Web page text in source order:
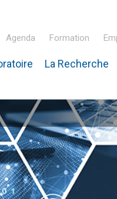
– IPHC
Agenda Formation
La Recherche